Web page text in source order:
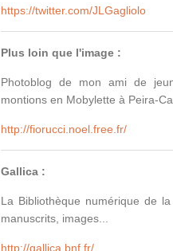
https://twitter.com/JLGagliolo
Plus loin que l'image :
Photoblog de mon ami de
montions en Mobylette à Peira-
http://fiorucci.noel.free.fr/
Gallica :
La Bibliothèque numérique de
manuscrits, images...
http://gallica.bnf.fr/